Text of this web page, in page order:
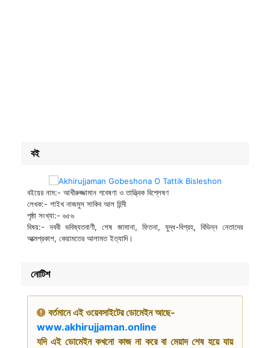
বই
বইয়ের নাম:- আখীরুজ্জামান গবেষণা ও তাত্ত্বিক বিশ্লেষণ
লেখক:- শাইখ নাজমুস সাকিব আল হিন্দী
পৃষ্ঠা সংখ্যা:- ৬৫৬
বিষয়:- নববী ভবিষ্যতবাণী, শেষ জামানা, ফিতনা, যুদ্ধ-বিগ্রহ, বিভিন্ন নেতাদের
আত্মপ্রকাশ, কেয়ামতের আলামত ইত্যাদি।
নোটিশ
বর্তমানে এই ওয়েবসাইটের ডোমেইন আছে-
www.akhirujjaman.online
যদি এই ডোমেইন কখনো কাজ না করে বা মেয়াদ শেষ হয়ে যায়